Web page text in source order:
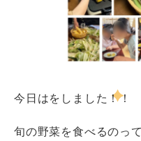
今日はをしました！！
旬の野菜を食べるのっ